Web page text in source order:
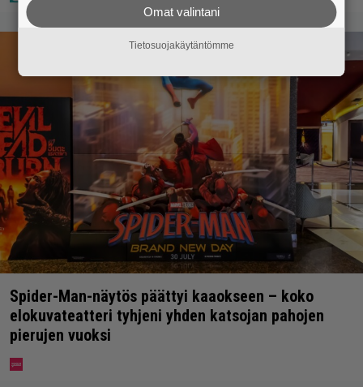
Spider-Man-näytös päättyi kaaokseen – koko
elokuvateatteri tyhjeni yhden katsojan pahojen
pierujen vuoksi
Omat valintani
Tietosuojakäytäntömme